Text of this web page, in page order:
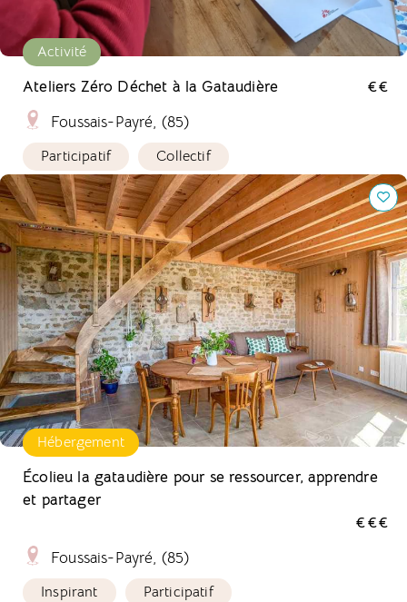
Activité
Ateliers Zéro Déchet à la Gataudière
€€
Foussais-Payré, (85)
Participatif Collectif
Hébergement
Écolieu la gataudière pour se ressourcer, apprendre
et partager
€€€
Foussais-Payré, (85)
Inspirant Participatif
Écolieu la gataudière pour se ressourcer, apprendre et
partager